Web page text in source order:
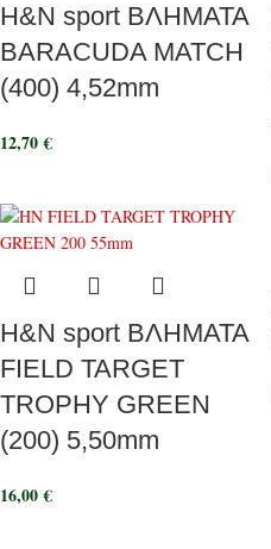
H&N sport ΒΛΗΜΑΤΑ
BARACUDA MATCH
(400) 4,52mm
12,70€
H&N sport ΒΛΗΜΑΤΑ
FIELD TARGET
TROPHY GREEN
(200) 5,50mm
16,00€